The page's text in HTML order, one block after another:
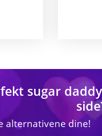
sugar
alternativene dine!